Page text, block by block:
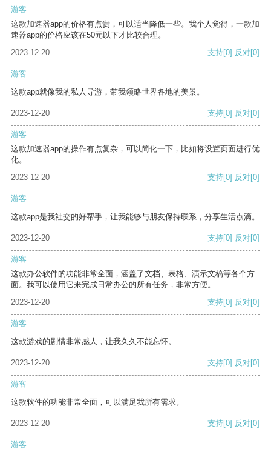
游客
这款加速器app的价格有点贵，可以适当降低一些。我个人觉得，一款加
速器app的价格应该在50元以下才比较合理。
2023-12-20
支持[0] 反对[0]
游客
这款app就像我的私人导游，带我领略世界各地的美景。
2023-12-20 支持[0] 反对[0]
游客
这款加速器app的操作有点复杂，可以简化一下，比如将设置页面进行优
化。
2023-12-20
支持[0] 反对[0]
游客
这款app是我社交的好帮手，让我能够与朋友保持联系，分享生活点滴。
2023-12-20 支持[0] 反对[0]
游客
这款办公软件的功能非常全面，涵盖了文档、表格、演示文稿等各个方
面。我可以使用它来完成日常办公的所有任务，非常方便。
2023-12-20
支持[0] 反对[0]
游客
这款游戏的剧情非常感人，让我久久不能忘怀。
2023-12-20 支持[0] 反对[0]
游客
这款软件的功能非常全面，可以满足我所有需求。
2023-12-20 支持[0] 反对[0]
游客